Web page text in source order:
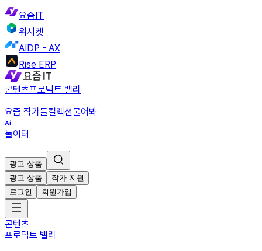
요즘IT
위시켓
AIDP - AX
Rise ERP
콘텐츠프로덕트 밸리
요즘 작가들컬렉션물어봐
놀이터
광고 상품
광고 상품
작가 지원
로그인
회원가입
콘텐츠
프로덕트 밸리